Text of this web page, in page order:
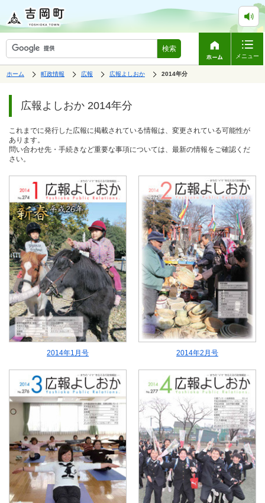
検索
メニュー
表
は、
ホーム
の
中
町政情報
の
中
広報
の
中
広報よしおか
の
2014年分
す。
ジ
の
本
文
で
広報よしおか 2014年分
これまでに発行した広報に掲載されている情報は、変更されている可能性が
あります。
問い合わせ先・手続きなど重要な事項については、最新の情報をご確認くだ
さい。
2014年1月号 2014年2月号